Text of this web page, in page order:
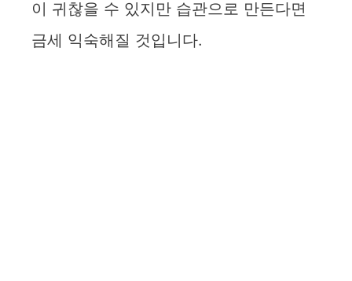
이 귀찮을 수 있지만 습관으로 만든다면
금세 익숙해질 것입니다.